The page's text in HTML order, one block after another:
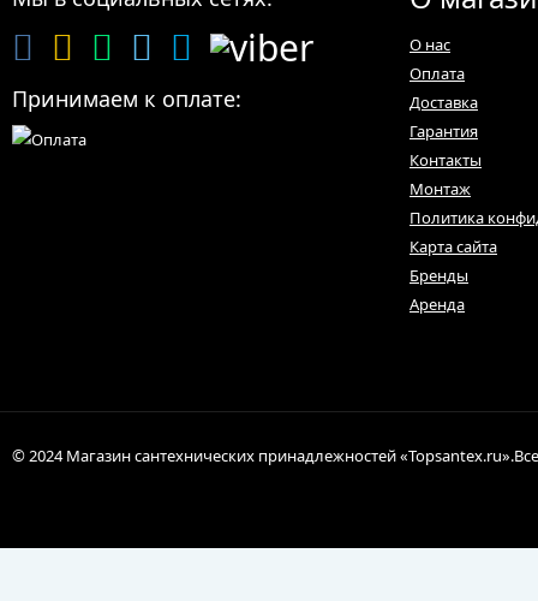
Принимаем к оплате:
О нас
Оплата
Доставка
Гарантия
Контакты
Монтаж
Политика
Карта сайта
Бренды
Аренда
© 2024 Магазин сантехнических принадлежностей